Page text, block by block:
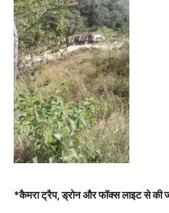
*कैमरा ट्रैप, ड्रोन और फॉक्स लाइट से की